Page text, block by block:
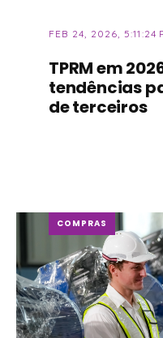
FEB 24, 2026, 5:11:24
TPRM em
tendências
de terceiros
COMPRAS